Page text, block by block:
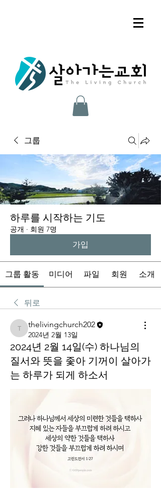
그룹
하루를 시작하는 기도
공개 · 회원 7명
가입
그룹 활동 미디어 파일 회원 소개
뒤로
thelivingchurch202
thelivingchurch202
2024년 2월 13일
2024년 2월 14일(수) 하나님의
질서와 뜻을 좇아 기꺼이 살아가
는 하루가 되게 하소서